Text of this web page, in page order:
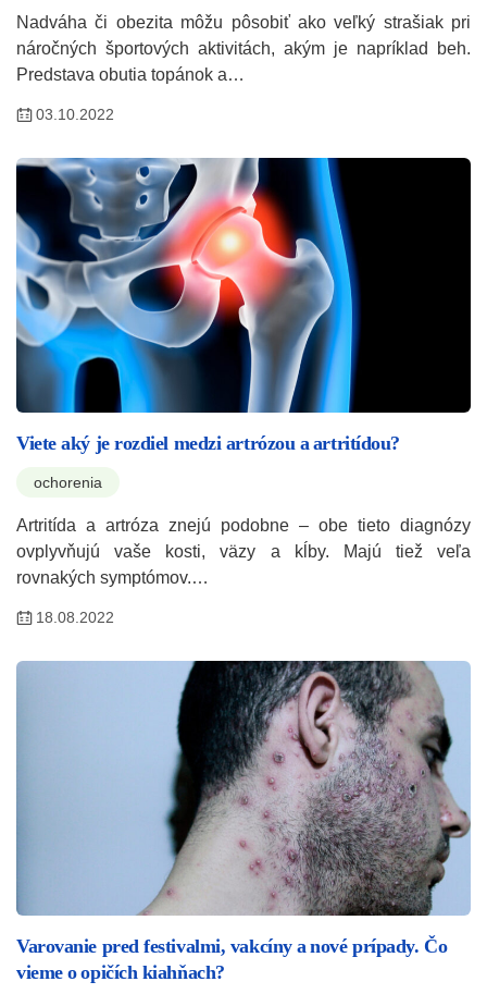
Nadváha či obezita môžu pôsobiť ako veľký strašiak pri
náročných športových aktivitách, akým je napríklad beh.
Predstava obutia topánok a…
03.10.2022
Viete aký je rozdiel medzi artrózou a artritídou?
ochorenia
Artritída a artróza znejú podobne – obe tieto diagnózy
ovplyvňujú vaše kosti, väzy a kĺby. Majú tiež veľa
rovnakých symptómov.…
18.08.2022
Varovanie pred festivalmi, vakcíny a nové prípady. Čo
vieme o opičích kiahňach?